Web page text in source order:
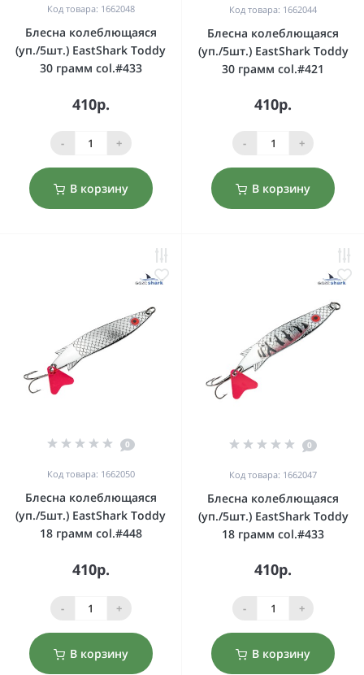
Код товара: 1662048
Блесна колеблющаяся
(уп./5шт.) EastShark Toddy
30 грамм col.#433
410р.
- +
В корзину
Код товара: 1662044
Блесна колеблющаяся
(уп./5шт.) EastShark Toddy
30 грамм col.#421
410р.
- +
В корзину
0
Код товара: 1662050
Блесна колеблющаяся
(уп./5шт.) EastShark Toddy
18 грамм col.#448
410р.
- +
В корзину
0
Код товара: 1662047
Блесна колеблющаяся
(уп./5шт.) EastShark Toddy
18 грамм col.#433
410р.
- +
В корзину